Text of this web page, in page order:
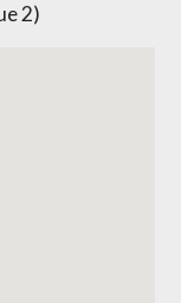
2)